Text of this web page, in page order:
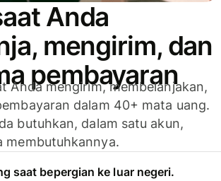
Anda
mengirim, dan
pembayaran
Anda mengirim, membelanjakan,
dalam 40+ mata uang.
butuhkan, dalam satu akun,
membutuhkannya.
saat bepergian ke luar negeri.